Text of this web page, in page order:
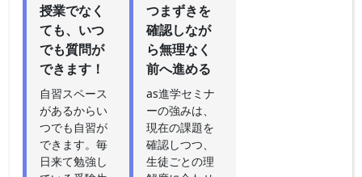
授業でなく
ても、いつ
でも質問が
できます！
自習スペース
があるからい
つでも自習が
できます。毎
日来て勉強し
つまずきを
確認しなが
ら無理なく
前へ進める
as進学セミナ
ーの強みは、
現在の課題を
確認しつつ、
生徒ごとの理